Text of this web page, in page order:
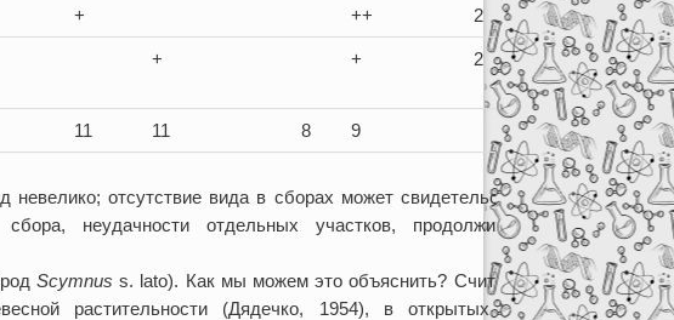
+ ++ 2
+ + 2
11 11 8 9
невелико; отсутствие вида в сборах может свидетельствовать о
неудачности отдельных участков, продолжительности
Scymnus s. lato). Как мы можем это объяснить? Считается, что
растительности (Дядечко, 1954), в открытых биотопах